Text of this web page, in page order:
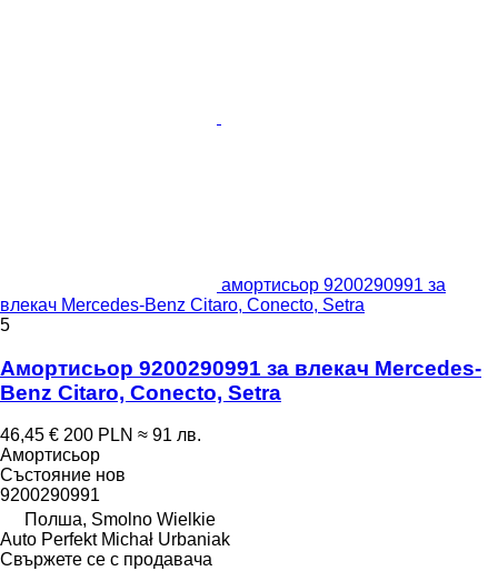
амортисьор 9200290991 за
влекач Mercedes-Benz Citaro, Conecto, Setra
5
Амортисьор 9200290991 за влекач Mercedes-
Benz Citaro, Conecto, Setra
46,45 € 200 PLN ≈ 91 лв.
Амортисьор
Състояние нов
9200290991
Полша, Smolno Wielkie
Auto Perfekt Michał Urbaniak
Свържете се с продавача